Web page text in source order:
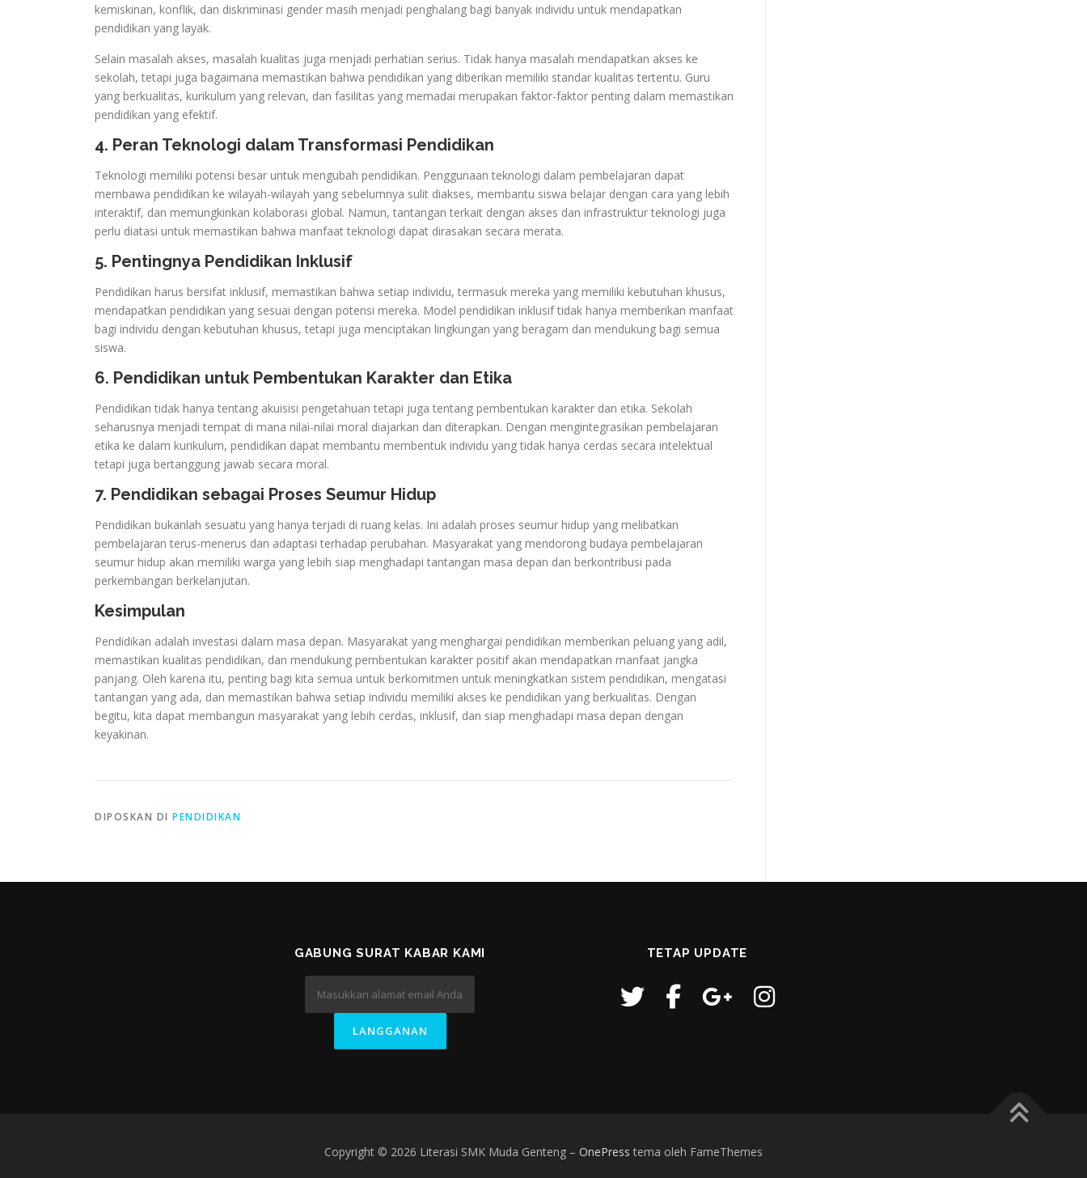
kemiskinan, konflik, dan diskriminasi gender masih menjadi penghalang bagi banyak individu untuk mendapatkan
pendidikan yang layak.
Selain masalah akses, masalah kualitas juga menjadi perhatian serius. Tidak hanya masalah mendapatkan akses ke
sekolah, tetapi juga bagaimana memastikan bahwa pendidikan yang diberikan memiliki standar kualitas tertentu. Guru
yang berkualitas, kurikulum yang relevan, dan fasilitas yang memadai merupakan faktor-faktor penting dalam memastikan
pendidikan yang efektif.
4. Peran Teknologi dalam Transformasi Pendidikan
Teknologi memiliki potensi besar untuk mengubah pendidikan. Penggunaan teknologi dalam pembelajaran dapat
membawa pendidikan ke wilayah-wilayah yang sebelumnya sulit diakses, membantu siswa belajar dengan cara yang lebih
interaktif, dan memungkinkan kolaborasi global. Namun, tantangan terkait dengan akses dan infrastruktur teknologi juga
perlu diatasi untuk memastikan bahwa manfaat teknologi dapat dirasakan secara merata.
5. Pentingnya Pendidikan Inklusif
Pendidikan harus bersifat inklusif, memastikan bahwa setiap individu, termasuk mereka yang memiliki kebutuhan khusus,
mendapatkan pendidikan yang sesuai dengan potensi mereka. Model pendidikan inklusif tidak hanya memberikan manfaat
bagi individu dengan kebutuhan khusus, tetapi juga menciptakan lingkungan yang beragam dan mendukung bagi semua
siswa.
6. Pendidikan untuk Pembentukan Karakter dan Etika
Pendidikan tidak hanya tentang akuisisi pengetahuan tetapi juga tentang pembentukan karakter dan etika. Sekolah
seharusnya menjadi tempat di mana nilai-nilai moral diajarkan dan diterapkan. Dengan mengintegrasikan pembelajaran
etika ke dalam kurikulum, pendidikan dapat membantu membentuk individu yang tidak hanya cerdas secara intelektual
tetapi juga bertanggung jawab secara moral.
7. Pendidikan sebagai Proses Seumur Hidup
Pendidikan bukanlah sesuatu yang hanya terjadi di ruang kelas. Ini adalah proses seumur hidup yang melibatkan
pembelajaran terus-menerus dan adaptasi terhadap perubahan. Masyarakat yang mendorong budaya pembelajaran
seumur hidup akan memiliki warga yang lebih siap menghadapi tantangan masa depan dan berkontribusi pada
perkembangan berkelanjutan.
Kesimpulan
Pendidikan adalah investasi dalam masa depan. Masyarakat yang menghargai pendidikan memberikan peluang yang adil,
memastikan kualitas pendidikan, dan mendukung pembentukan karakter positif akan mendapatkan manfaat jangka
panjang. Oleh karena itu, penting bagi kita semua untuk berkomitmen untuk meningkatkan sistem pendidikan, mengatasi
tantangan yang ada, dan memastikan bahwa setiap individu memiliki akses ke pendidikan yang berkualitas. Dengan
begitu, kita dapat membangun masyarakat yang lebih cerdas, inklusif, dan siap menghadapi masa depan dengan
keyakinan.
DIPOSKAN DI PENDIDIKAN
GABUNG SURAT KABAR KAMI TETAP UPDATE
Copyright © 2026 Literasi SMK Muda Genteng – OnePress tema oleh FameThemes